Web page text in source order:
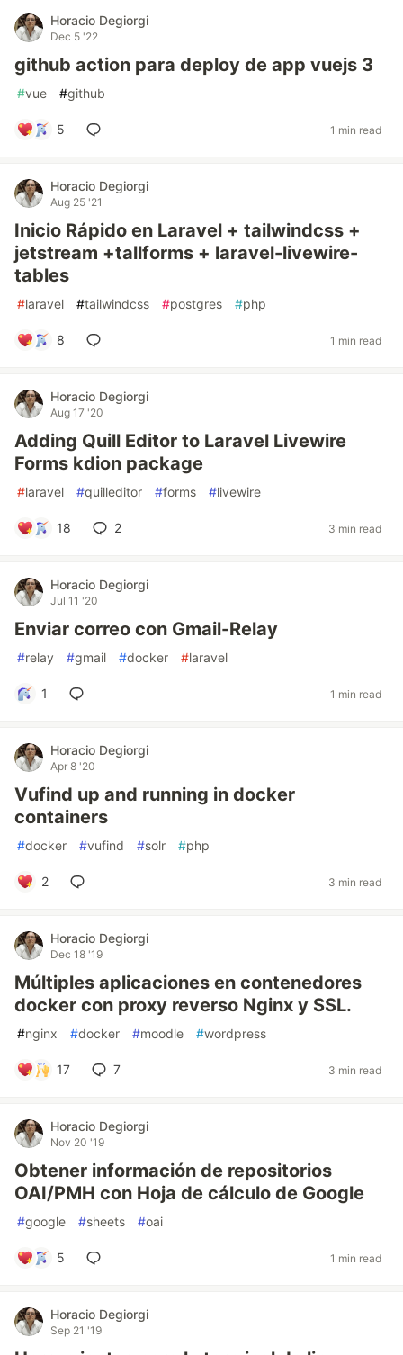
Horacio Degiorgi
Dec 5 '22
github action para deploy de app vuejs 3
#vue #github
5 1 min read
Horacio Degiorgi
Aug 25 '21
Inicio Rápido en Laravel + tailwindcss +
jetstream +tallforms + laravel-livewire-
tables
#laravel #tailwindcss #postgres #php
8 1 min read
Horacio Degiorgi
Aug 17 '20
Adding Quill Editor to Laravel Livewire
Forms kdion package
#laravel #quilleditor #forms #livewire
18 2 3 min read
Horacio Degiorgi
Jul 11 '20
Enviar correo con Gmail-Relay
#relay #gmail #docker #laravel
1 1 min read
Horacio Degiorgi
Apr 8 '20
Vufind up and running in docker
containers
#docker #vufind #solr #php
2 3 min read
Horacio Degiorgi
Dec 18 '19
Múltiples aplicaciones en contenedores
docker con proxy reverso Nginx y SSL.
#nginx #docker #moodle #wordpress
17 7 3 min read
Horacio Degiorgi
Nov 20 '19
Obtener información de repositorios
OAI/PMH con Hoja de cálculo de Google
#google #sheets #oai
5 1 min read
Horacio Degiorgi
Sep 21 '19